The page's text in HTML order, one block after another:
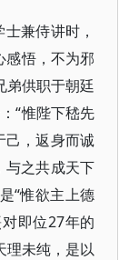
兼侍讲时，
感悟，不为邪
弟供职于朝廷
“惟陛下嵇先
己，返身而诚
与之共成天下
“惟欲主上德
即位27年的
理未纯，是以